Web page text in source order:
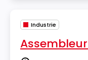
Industrie